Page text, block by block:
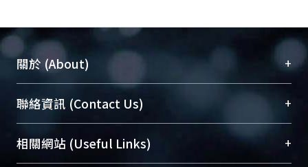
關於 (About) +
臺大位居世界頂尖大學之列，為永久珍藏及向國際
展現本校豐碩的研究成果及學術能量，圖書館整合
機構典藏（NTUR）與學術庫（AH）不同功能平
台，成為臺大學術典藏NTU scholars。期能整合研
聯絡資訊 (Contact Us) +
總館學科館員(Main Library)
醫學圖書館學科館員(Medical Library)
相關網站 (Useful Links) +